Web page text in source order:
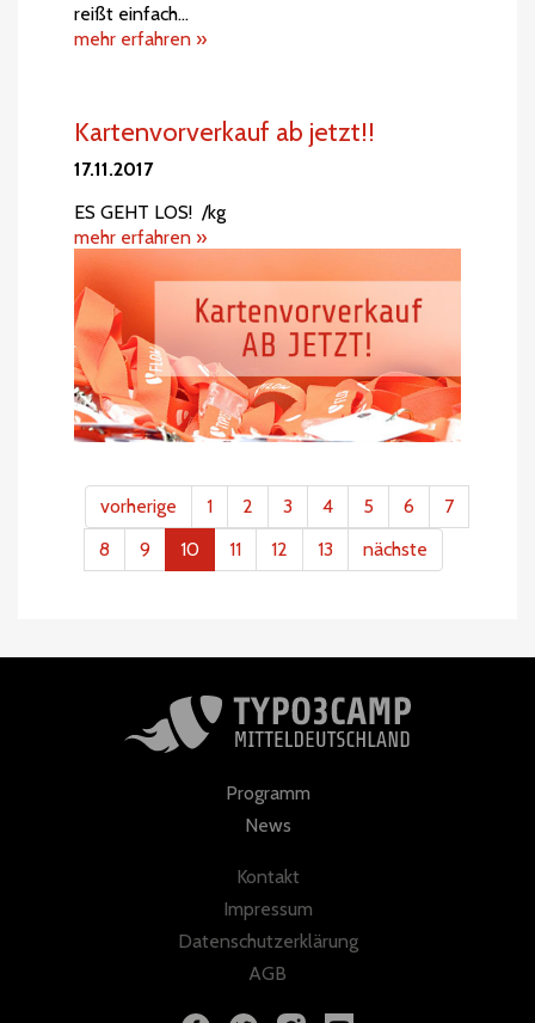
reißt einfach…
mehr erfahren »
Kartenvorverkauf ab jetzt!!
17.11.2017
ES GEHT LOS! /kg
mehr erfahren »
vorherige 1 2 3 4 5 6
7
8
9 10 11 12 13 nächste
Programm
News
Kontakt
Impressum
Datenschutzerklärung
AGB